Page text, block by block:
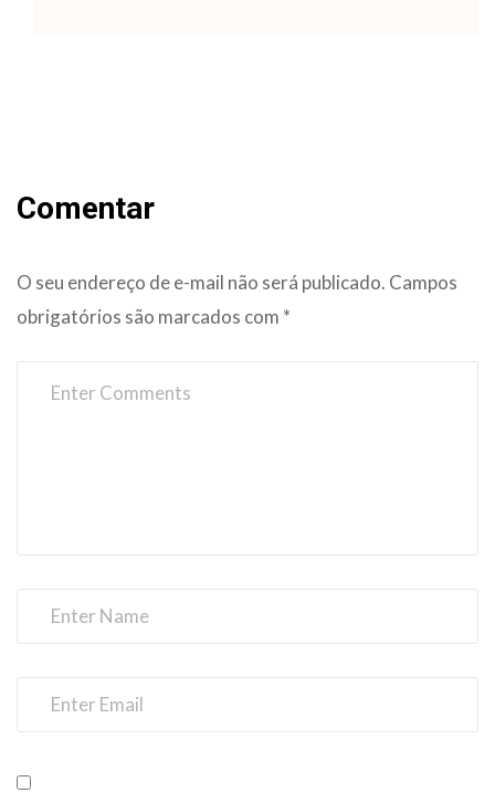
Comentar
O seu endereço de e-mail não será publicado. Campos
obrigatórios são marcados com *